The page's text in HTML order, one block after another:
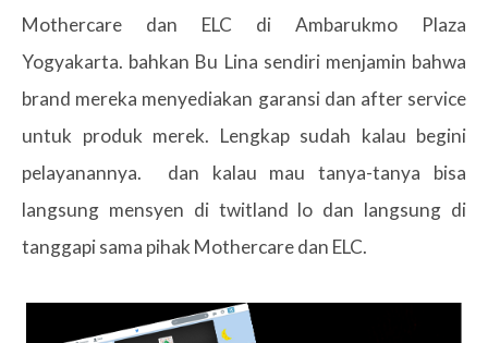
Mothercare dan ELC di Ambarukmo Plaza
Yogyakarta. bahkan Bu Lina sendiri menjamin bahwa
brand mereka menyediakan garansi dan after service
untuk produk merek. Lengkap sudah kalau begini
pelayanannya. dan kalau mau tanya-tanya bisa
langsung mensyen di twitland lo dan langsung di
tanggapi sama pihak Mothercare dan ELC.